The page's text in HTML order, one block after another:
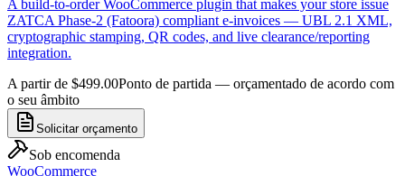
A build-to-order WooCommerce plugin that makes your store issue
ZATCA Phase-2 (Fatoora) compliant e-invoices — UBL 2.1 XML,
cryptographic stamping, QR codes, and live clearance/reporting
integration.
A partir de $499.00Ponto de partida — orçamentado de acordo com
o seu âmbito
Solicitar orçamento
Sob encomenda
WooCommerce